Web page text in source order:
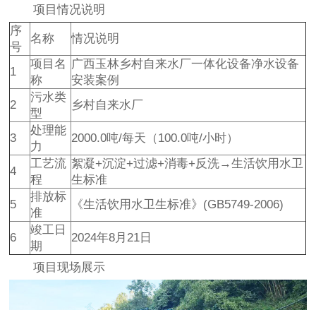
项目情况说明
序
号
名称 情况说明
1
项目名
称
广西玉林乡村自来水厂一体化设备净水设备
安装案例
2
污水类
型
乡村自来水厂
3
处理能
力
2000.0吨/每天（100.0吨/小时）
4
工艺流
程
絮凝+沉淀+过滤+消毒+反洗→生活饮用水卫
生标准
5
排放标
准
《生活饮用水卫生标准》(GB5749-2006)
6
竣工日
期
2024年8月21日
项目现场展示